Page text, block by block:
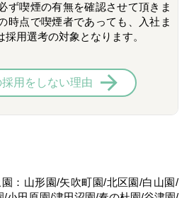
ず喫煙の有無を確認させて頂きま
時点で喫煙者であっても、入社ま
用選考の対象となります。
用をしない理由
園：山形園/矢吹町園/北区園/白山園/